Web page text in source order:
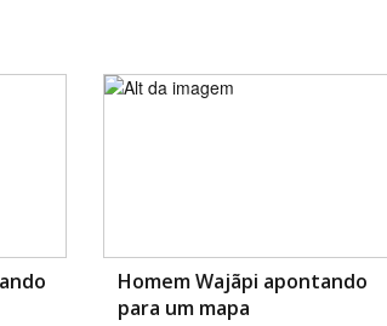
Homem Wajãpi apontando
para um mapa